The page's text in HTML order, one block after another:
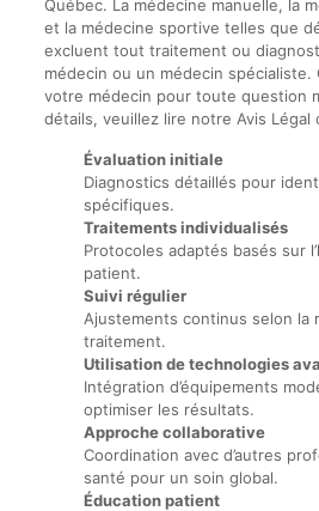
Québec. La médecine manuelle, la
et la médecine sportive telles que
excluent tout traitement ou
médecin ou un médecin
votre médecin pour toute question
détails, veuillez lire notre Avis Légal
Évaluation initiale
Diagnostics détaillés pour
spécifiques.
Traitements individualisés
Protocoles adaptés basés sur
patient.
Suivi régulier
Ajustements continus selon la
traitement.
Utilisation de technologies
Intégration d’équipements
optimiser les résultats.
Approche collaborative
Coordination avec d’autres
santé pour un soin global.
Éducation patient